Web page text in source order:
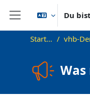
Zum Hauptinhalt
Website-
Du
Startseite
Was